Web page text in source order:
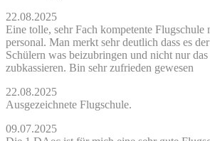
22.08.2025
Eine tolle, sehr Fach kompetente Flugschule
personal. Man merkt sehr deutlich dass es
Schülern was beizubringen und nicht nur
zubkassieren. Bin sehr zufrieden gewesen
22.08.2025
Ausgezeichnete Flugschule.
09.07.2025